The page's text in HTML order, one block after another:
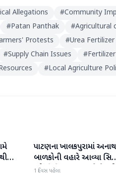
Allegations #Community
#Patan Panthak #Agricultural
Protests #Urea
#Supply Chain Issues #
#Local Agriculture
પાટણ
પાટણના ખાલકપુરામાં અનાથ
બાળકોની વહારે આવ્યા
'એ' ડિવિઝન PI અને તેમની
1 દિવસ પહેલા